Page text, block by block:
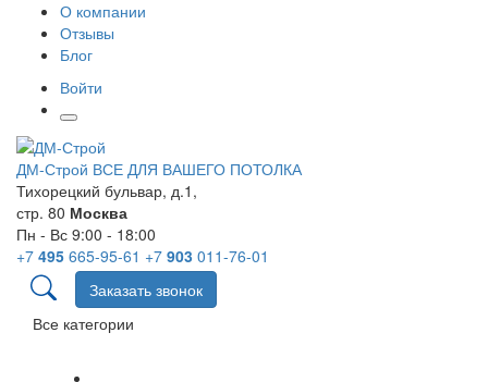
О компании
Отзывы
Блог
Войти
ДМ-Строй ВСЕ ДЛЯ ВАШЕГО ПОТОЛКА
Тихорецкий бульвар, д.1,
стр. 80 Москва
Пн - Вс 9:00 - 18:00
+7 495 665-95-61 +7 903 011-76-01
Заказать звонок
Все категории